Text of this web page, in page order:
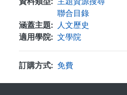
聯合目錄
涵蓋主題
人文歷史
適用學院
文學院
訂購方式
免費